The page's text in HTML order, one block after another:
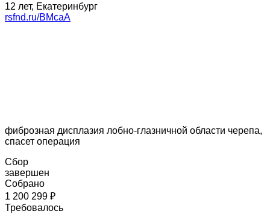
12 лет, Екатеринбург
rsfnd.ru/BMcaA
фиброзная дисплазия лобно-глазничной области черепа,
спасет операция
Сбор
завершен
Собрано
1 200 299 ₽
Требовалось